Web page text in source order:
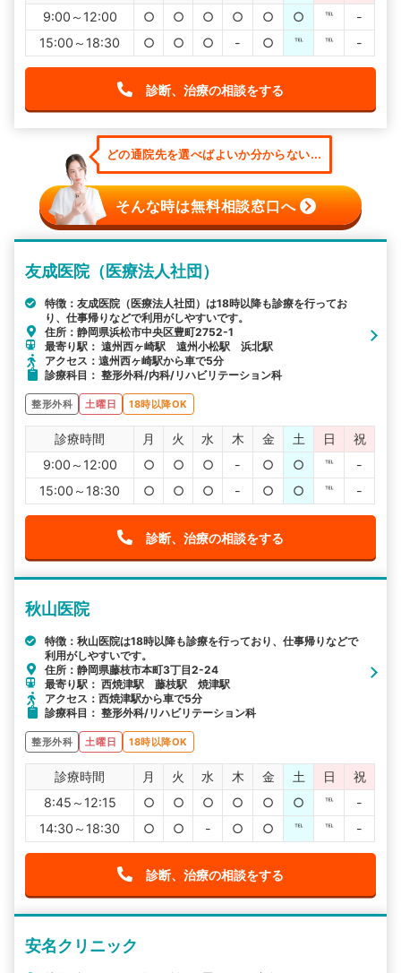
9:00～12:00
○ ○ ○ ○ ○ ○ ℡
-
15:00～18:30
○ ○ ○ - ○ ℡ ℡ -
診断、治療の相談をする
どの通院先を選べばよいか分からない...
そんな時は無料相談窓口へ
友成医院（医療法人社団）
特徴：友成医院（医療法人社団）は18時以降も診療を行ってお
り、仕事帰りなどで利用がしやすいです。
住所：静岡県浜松市中央区豊町2752-1
最寄り駅： 遠州西ヶ崎駅 遠州小松駅 浜北駅
アクセス：遠州西ヶ崎駅から車で5分
診療科目： 整形外科/内科/リハビリテーション科
整形外科 土曜日 18時以降OK
診療時間 月 火 水 木 金 土 日
祝
9:00～12:00
○ ○ ○ - ○ ○ ℡
-
15:00～18:30
○ ○ ○ - ○ ○ ℡ -
診断、治療の相談をする
秋山医院
特徴：秋山医院は18時以降も診療を行っており、仕事帰りなどで
利用がしやすいです。
住所：静岡県藤枝市本町3丁目2-24
最寄り駅： 西焼津駅 藤枝駅 焼津駅
アクセス：西焼津駅から車で5分
診療科目： 整形外科/リハビリテーション科
整形外科 土曜日 18時以降OK
診療時間 月 火 水 木 金 土 日
祝
8:45～12:15
○ ○ ○ ○ ○ ○ ℡
-
14:30～18:30
○ ○ - ○ ○ ℡ ℡ -
診断、治療の相談をする
安名クリニック